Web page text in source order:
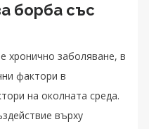
борба със
хронично заболяване, в
фактори в
на околната среда.
върху